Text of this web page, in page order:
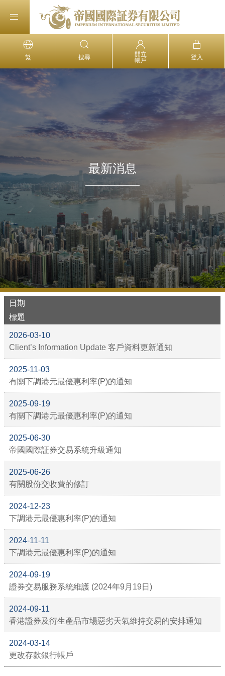
繁 搜尋
開立
帳戶
登入
最新消息
日期
標題
2026-03-10
Client’s Information Update 客戶資料更新通知
2025-11-03
有關下調港元最優惠利率(P)的通知
2025-09-19
有關下調港元最優惠利率(P)的通知
2025-06-30
帝國國際証券交易系統升級通知
2025-06-26
有關股份交收費的修訂
2024-12-23
下調港元最優惠利率(P)的通知
2024-11-11
下調港元最優惠利率(P)的通知
2024-09-19
證券交易服務系統維護 (2024年9月19日)
2024-09-11
香港證券及衍生產品市場惡劣天氣維持交易的安排通知
2024-03-14
更改存款銀行帳戶